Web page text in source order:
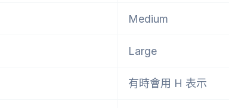
Medium
Large
有時會用 H 表示